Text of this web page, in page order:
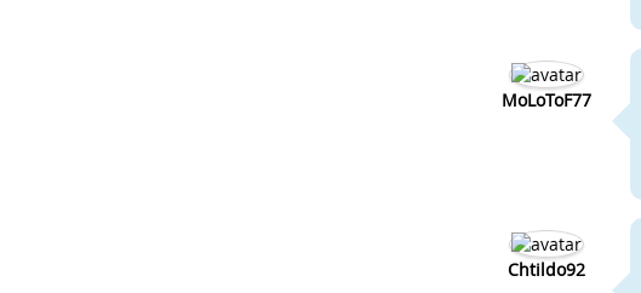
MoLoToF77
Chtildo92